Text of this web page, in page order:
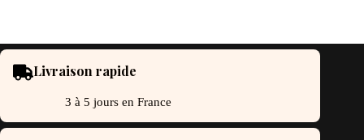
Livraison rapide
3 à 5 jours en France